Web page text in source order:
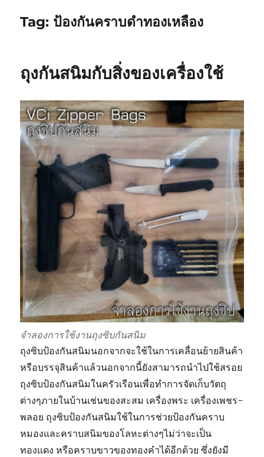
Tag: ป้องกันคราบดำทองเหลือง
ถุงกันสนิมกับสิ่งของเครื่องใช้
จำลองการใช้งานถุงซิบกันสนิม
ถุงซิบป้องกันสนิมนอกจากจะใช้ในการเคลื่อนย้ายสินค้า
หรือบรรจุสินค้าแล้วนอกจากนี้ยังสามารถนำไปใช้สรอย
ถุงซิบป้องกันสนิมในครัวเรือนเพื่อทำการจัดเก็บวัตถุ
ต่างๆภายในบ้านเช่นของสะสม เครื่องพระ เครื่องเพชร-
พลอย ถุงซิบป้องกันสนิมใช้ในการช่วยป้องกันคราบ
หมองและคราบสนิมของโลหะต่างๆไม่ว่าจะเป็น
ทองแดง หรือคราบขาวของทองคำได้อีกด้วย ซึ่งยังมี